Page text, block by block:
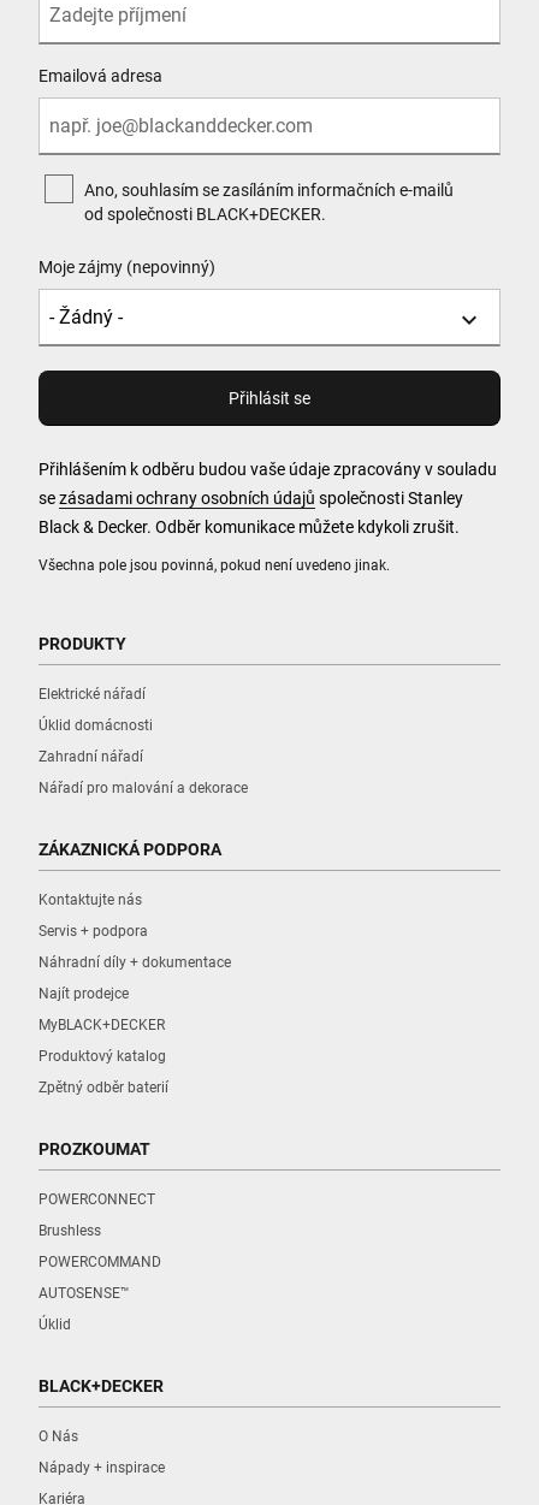
Všechna pole jsou povinná, pokud není uvedeno jinak.
Emailová adresa
Ano, souhlasím se zasíláním informačních e-mailů
od společnosti BLACK+DECKER.
Moje zájmy (nepovinný)
Přihlášením k odběru budou vaše údaje zpracovány v souladu
sezásadami ochrany osobních údajů společnosti Stanley
Black & Decker. Odběr komunikace můžete kdykoli zrušit.
PRODUKTY
Elektrické nářadí
Úklid domácnosti
Zahradní nářadí
Nářadí pro malování a dekorace
ZÁKAZNICKÁ PODPORA
Kontaktujte nás
Servis + podpora
Náhradní díly + dokumentace
Najít prodejce
MyBLACK+DECKER
Produktový katalog
Zpětný odběr baterií
PROZKOUMAT
POWERCONNECT
Brushless
POWERCOMMAND
AUTOSENSE™
Úklid
BLACK+DECKER
O Nás
Nápady + inspirace
Kariéra